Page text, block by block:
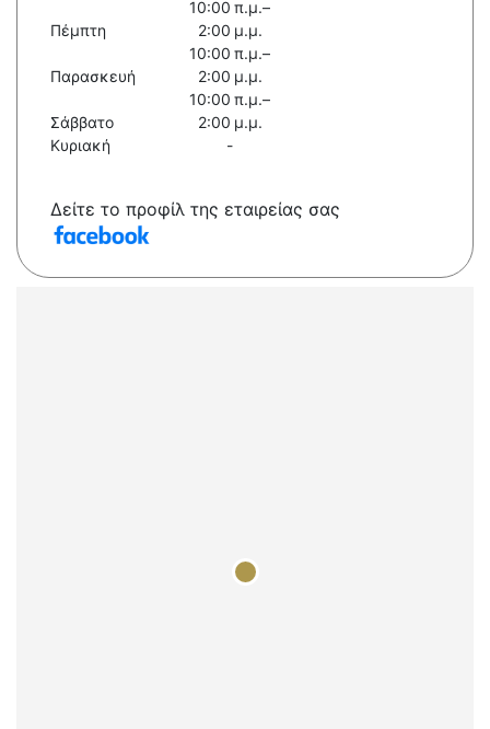
Πέμπτη
10:00 π.μ.–
2:00 μ.μ.
Παρασκευή
10:00 π.μ.–
2:00 μ.μ.
Σάββατο
10:00 π.μ.–
2:00 μ.μ.
Κυριακή
-
Δείτε το προφίλ της εταιρείας σας